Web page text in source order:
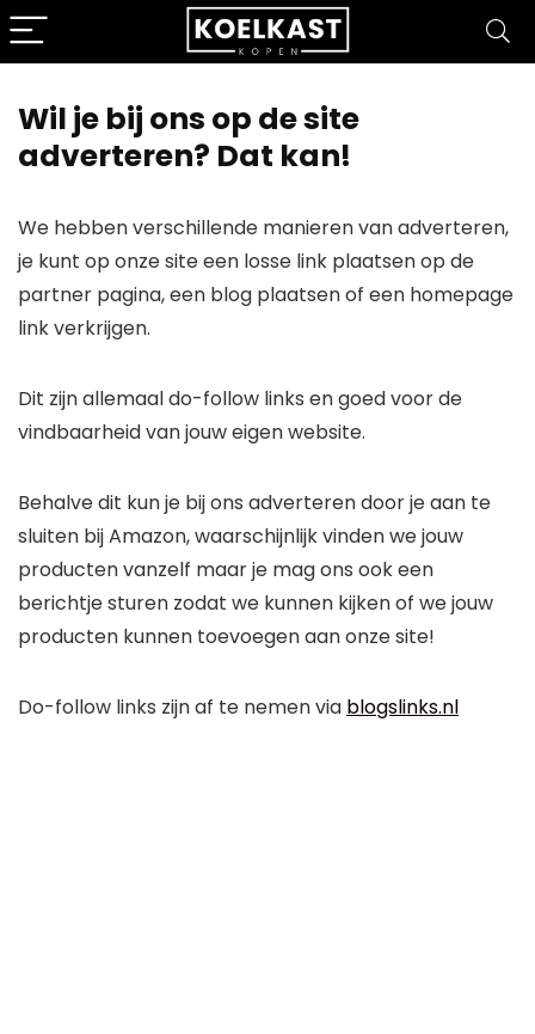
Wil je bij ons op de site
adverteren? Dat kan!
We hebben verschillende manieren van adverteren,
je kunt op onze site een losse link plaatsen op de
partner pagina, een blog plaatsen of een homepage
link verkrijgen.
Dit zijn allemaal do-follow links en goed voor de
vindbaarheid van jouw eigen website.
Behalve dit kun je bij ons adverteren door je aan te
sluiten bij Amazon, waarschijnlijk vinden we jouw
producten vanzelf maar je mag ons ook een
berichtje sturen zodat we kunnen kijken of we jouw
producten kunnen toevoegen aan onze site!
Do-follow links zijn af te nemen via blogslinks.nl